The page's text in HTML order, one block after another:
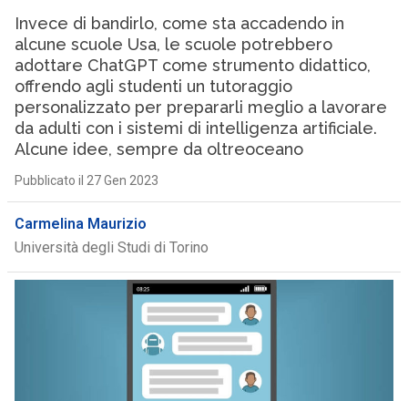
Invece di bandirlo, come sta accadendo in
alcune scuole Usa, le scuole potrebbero
adottare ChatGPT come strumento didattico,
offrendo agli studenti un tutoraggio
personalizzato per prepararli meglio a lavorare
da adulti con i sistemi di intelligenza artificiale.
Alcune idee, sempre da oltreoceano
Pubblicato il 27 Gen 2023
Carmelina Maurizio
Università degli Studi di Torino